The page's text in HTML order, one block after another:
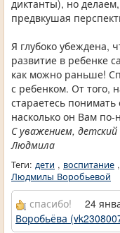
диктанты), но
предвкушая
Я глубоко убеждена,
развитие в ребенке
как можно раньше!
с ребенком. От того,
стараетесь
насколько он Вам
С уважением,
Людмила
Теги: дети , воспитание ,
Людмилы Воробьевой
спасибо! 24
Воробьёва